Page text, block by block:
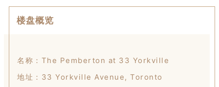
楼盘概览
名称：The Pemberton at 33 Yorkville
地址：33 Yorkville Avenue, Toronto